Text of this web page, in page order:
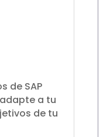
de SAP
a tu
de tu